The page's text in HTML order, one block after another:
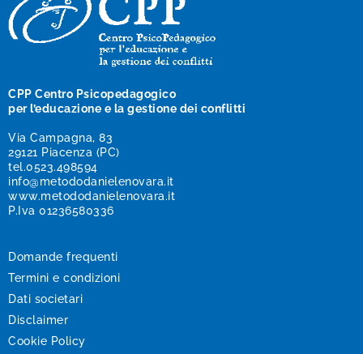
CPP Centro Psicopedagogico
per l’educazione e la gestione dei conflitti
Via Campagna, 83
29121 Piacenza (PC)
tel.0523.498594
info@metododanielenovara.it
www.metododanielenovara.it
P.Iva 01236580336
Domande frequenti
Termini e condizioni
Dati societari
Disclaimer
Cookie Policy